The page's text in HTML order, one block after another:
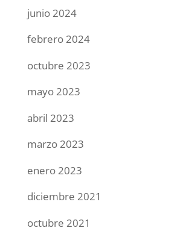
junio 2024
febrero 2024
octubre 2023
mayo 2023
abril 2023
marzo 2023
enero 2023
diciembre 2021
octubre 2021